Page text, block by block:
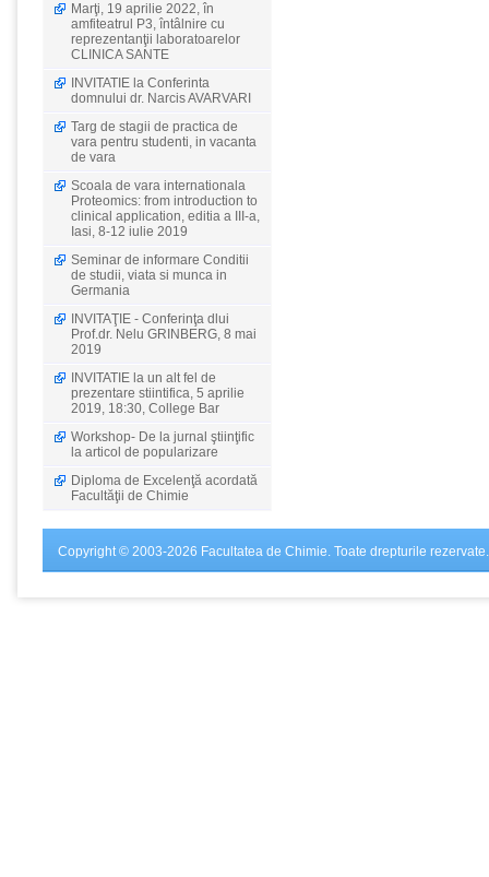
Marţi, 19 aprilie 2022, în
amfiteatrul P3, întâlnire cu
reprezentanţii laboratoarelor
CLINICA SANTE
INVITATIE la Conferinta
domnului dr. Narcis AVARVARI
Targ de stagii de practica de
vara pentru studenti, in vacanta
de vara
Scoala de vara internationala
Proteomics: from introduction to
clinical application, editia a III-a,
Iasi, 8-12 iulie 2019
Seminar de informare Conditii
de studii, viata si munca in
Germania
INVITAŢIE - Conferinţa dlui
Prof.dr. Nelu GRINBERG, 8 mai
2019
INVITATIE la un alt fel de
prezentare stiintifica, 5 aprilie
2019, 18:30, College Bar
Workshop- De la jurnal ştiinţific
la articol de popularizare
Diploma de Excelenţă acordată
Facultăţii de Chimie
Copyright © 2003-2026 Facultatea de Chimie. Toate drepturile